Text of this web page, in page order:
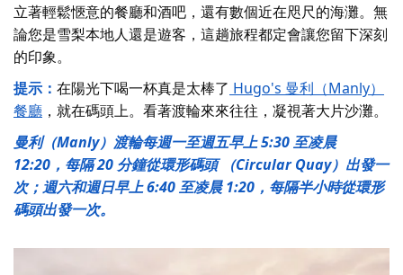
立著輕鬆愜意的餐廳和酒吧，還有數個近在咫尺的海灘。無
論您是雪梨本地人還是遊客，這趟旅程都定會讓您留下深刻
的印象。
提示： 在陽光下喝一杯真是太棒了 Hugo's 曼利（Manly）
餐廳 ，就在碼頭上。看著渡輪來來往往，凝視著大片沙灘。
曼利（Manly）渡輪每週一至週五早上 5:30 至凌晨
12:20，每隔 20 分鐘從環形碼頭 （Circular Quay）出發一
次；週六和週日早上 6:40 至凌晨 1:20，每隔半小時從環形
碼頭出發一次。